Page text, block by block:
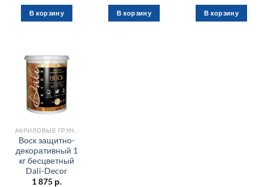
В корзину В корзину В корзину
Воск защитно-
декоративный 1
кг бесцветный
Dali-Decor
1 875 р.